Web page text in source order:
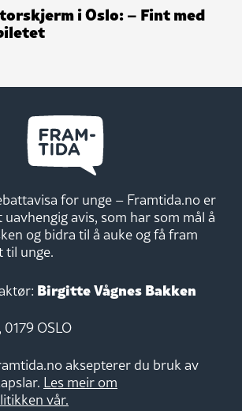
i Oslo: – Fint med
for unge – Framtida.no er
avis, som har som mål å
og bidra til å auke og få fram
til unge.
Birgitte Vågnes Bakken
OSLO
aksepterer du bruk av
Les meir om
vår.